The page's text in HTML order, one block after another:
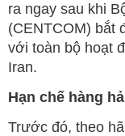
ra ngay sau khi
(CENTCOM) bắt
với toàn bộ hoạt
Iran.
Hạn chế hàng
Trước đó, theo